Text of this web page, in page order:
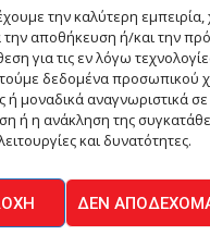
την καλύτερη
την αποθήκευση ή/και την
για τις εν λόγω
δεδομένα προσωπικού
ή μοναδικά αναγνωριστικά
ή η ανάκληση της
και δυνατότητες.
ΔΕΝ
Θ ΚΑΙ ΣΙΑ ΜΟΝΟΠΡΟΣΩΠΗ ΙΚΕ